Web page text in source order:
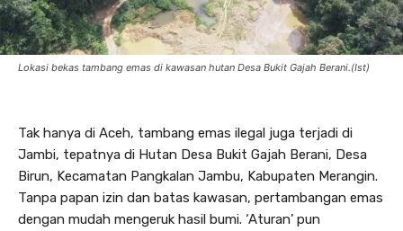
Lokasi bekas tambang emas di kawasan hutan Desa Bukit Gajah Berani.(Ist)
Tak hanya di Aceh, tambang emas ilegal juga terjadi di
Jambi, tepatnya di Hutan Desa Bukit Gajah Berani, Desa
Birun, Kecamatan Pangkalan Jambu, Kabupaten Merangin.
Tanpa papan izin dan batas kawasan, pertambangan emas
dengan mudah mengeruk hasil bumi. ‘Aturan’ pun